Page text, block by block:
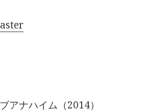
アナハイム（2014）